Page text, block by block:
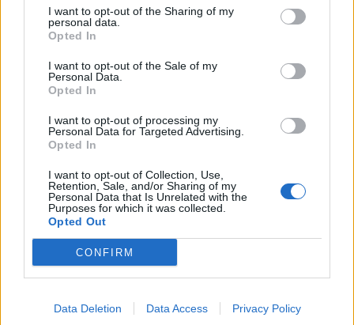
I want to opt-out of the Sharing of my
personal data.
Opted In
I want to opt-out of the Sale of my
Personal Data.
Opted In
I want to opt-out of processing my
Personal Data for Targeted Advertising.
Opted In
I want to opt-out of Collection, Use,
Retention, Sale, and/or Sharing of my
Personal Data that Is Unrelated with the
Purposes for which it was collected.
Opted Out
CONFIRM
Data Deletion Data Access Privacy Policy
05 Δεκεμβρίου 2024
«Καθάρισε» με
ο Αστέρας
SOS για τη διάσωση
του Ναυαγίου της
να διορθωθεί το
σκάφος, που αρχίζει
και καταστρέφεται»
Ζάκυνθος: Γέμισε
Τσιλιβί - Καθηγητής